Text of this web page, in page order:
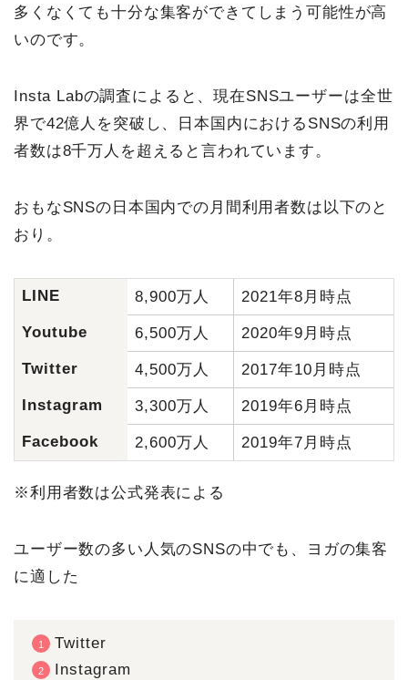
多くなくても十分な集客ができてしまう可能性が高
いのです。
Insta Labの調査によると、現在SNSユーザーは全世
界で42億人を突破し、日本国内におけるSNSの利用
者数は8千万人を超えると言われています。
おもなSNSの日本国内での月間利用者数は以下のと
おり。
LINE 8,900万人 2021年8月時点
Youtube 6,500万人 2020年9月時点
Twitter 4,500万人 2017年10月時点
Instagram 3,300万人 2019年6月時点
Facebook 2,600万人 2019年7月時点
※利用者数は公式発表による
ユーザー数の多い人気のSNSの中でも、ヨガの集客
に適した
Twitter
Instagram